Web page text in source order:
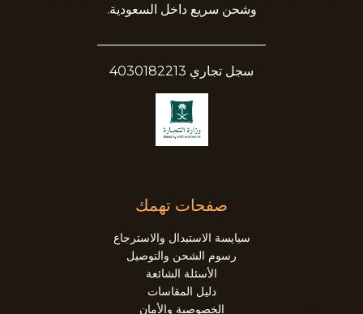
وشحن سريع داخل السعودية.
سجل تجاري 4030182213
صفحات تهمك
سيايسة الاستبدال والاسترجاع
رسوم الشحن والتوصيل
الأسئلة الشائعة
دليل المقاسات
الخصوصية والأمان